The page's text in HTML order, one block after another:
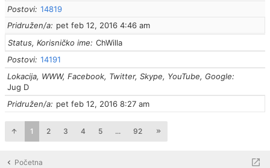
Postovi 14819
Pridružen/a
pet feb 12, 2016 4:46 am
Status, Korisničko ime
ChWilla
Postovi 14191
Lokacija, WWW, Facebook, Twitter, Skype, YouTube, Google
Jug D
Pridružen/a
pet feb 12, 2016 8:27 am
1 2 3 4 5 ... 92
Početna